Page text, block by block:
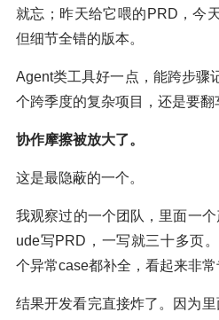
就忘；昨天给它喂的PRD，今
但细节全错的版本。
Agent类工具好一点，能跨步骤
个跨季度的复杂项目，还是要翻
协作摩擦被放大了。
这是最隐蔽的一个。
我观察过的一个团队，里面一
ude写PRD，一写就三十多页
个异常case都补全，看起来非常
结果开发看完直接炸了。因为里